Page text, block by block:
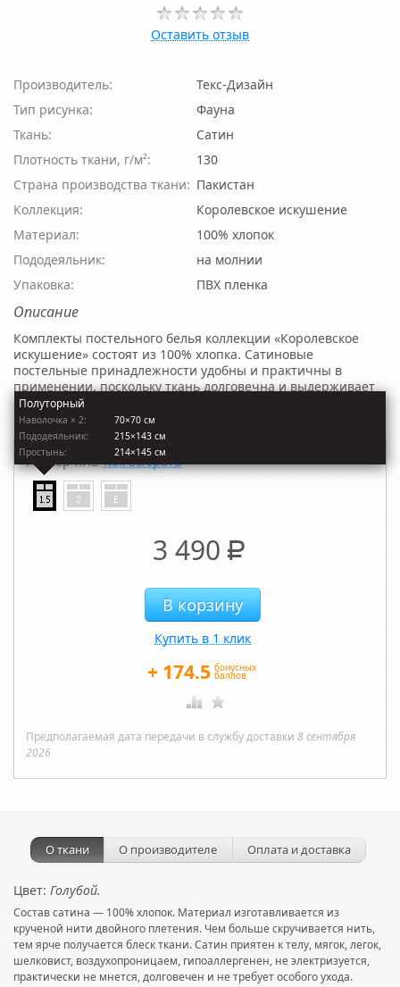
Оставить отзыв
Производитель:
Текс-Дизайн
Тип рисунка:
Фауна
Ткань:
Сатин
Плотность ткани, г/м²:
130
Страна производства ткани: Пакистан
Коллекция:
Королевское искушение
Материал:
100% хлопок
Пододеяльник:
на молнии
Упаковка:
ПВХ пленка
Описание
Комплекты постельного белья коллекции «Королевское
искушение» состоят из 100% хлопка. Сатиновые
постельные принадлежности удобны и практичны в
применении, поскольку ткань долговечна и выдерживает
огромное количество стирок. А оригинальные расцветки
комплектов делают их непередаваемо утонченными.
Размер КПБ Как выбрать
Полуторный
Наволочкa × 2:
70×70 см
Пододеяльник:
215×143 см
Простынь:
214×145 см
3 490Р
Купить в 1 клик
+ 174.5 бонусных
баллов
Предполагаемая дата передачи в службу доставки 8 сентября
2026
О ткани О производителе Оплата и доставка
Цвет: Голубой.
Состав сатина — 100% хлопок. Материал изготавливается из
крученой нити двойного плетения. Чем больше скручивается нить,
тем ярче получается блеск ткани. Сатин приятен к телу, мягок, легок,
шелковист, воздухопроницаем, гипоаллергенен, не электризуется,
практически не мнется, долговечен и не требует особого ухода.